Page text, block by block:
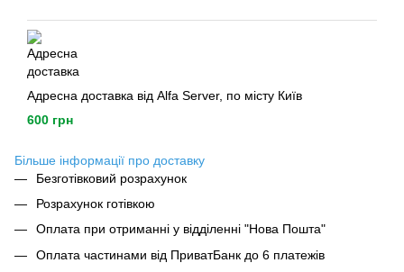
Адресна доставка від Alfa Server, по місту Київ
600 грн
Більше інформації про доставку
Безготівковий розрахунок
Розрахунок готівкою
Оплата при отриманні у відділенні "Нова Пошта"
Оплата частинами від ПриватБанк до 6 платежів